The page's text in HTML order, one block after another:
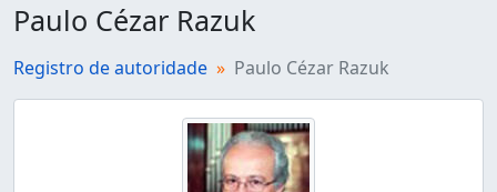
Paulo Cézar Razuk
Registro de autoridade Paulo Cézar Razuk